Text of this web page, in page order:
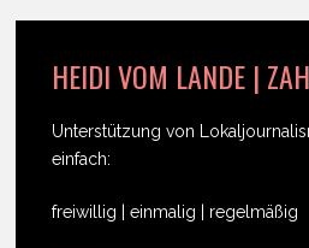
HEIDI VOM LANDE |
Unterstützung von
einfach:
freiwillig | einmalig | regelmäßig